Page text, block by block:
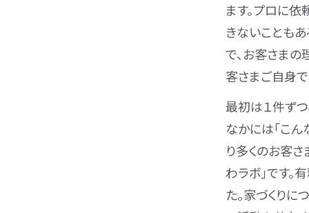
ます。プロに
きないことも
で、お客さまの
客さまご自身で
最初は１件ず
なかには「こん
り多くのお客
わラボ」です。
た。家づくりに